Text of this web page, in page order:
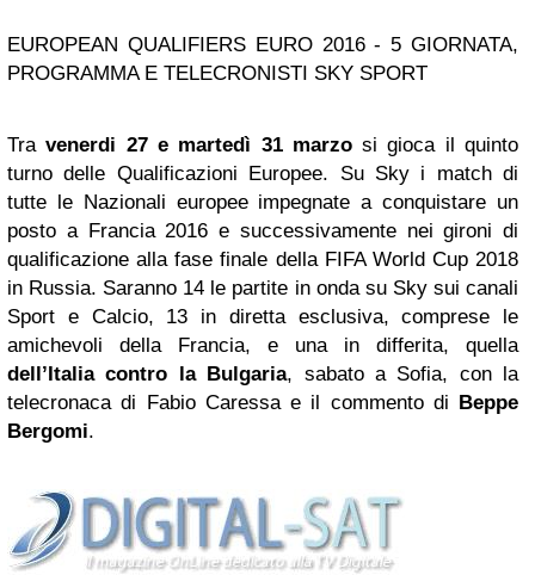
EUROPEAN QUALIFIERS EURO 2016 - 5 GIORNATA,
PROGRAMMA E TELECRONISTI SKY SPORT
Travenerdi 27 e martedì 31 marzosi gioca il quinto
turno delle Qualificazioni Europee. Su Sky i match di
tutte le Nazionali europee impegnate a conquistare un
posto a Francia 2016 e successivamente nei gironi di
qualificazione alla fase finale della FIFA World Cup 2018
in Russia. Saranno 14 le partite in onda su Sky sui canali
Sport e Calcio, 13 in diretta esclusiva, comprese le
amichevoli della Francia, e una in differita, quella
dell’Italia contro la Bulgaria, sabato a Sofia, con la
telecronaca di Fabio Caressa e il commento di Beppe
Bergomi.